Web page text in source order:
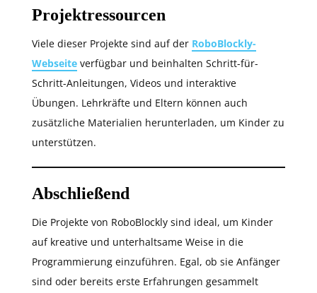
Projektressourcen
Viele dieser Projekte sind auf der RoboBlockly-
Webseite verfügbar und beinhalten Schritt-für-
Schritt-Anleitungen, Videos und interaktive
Übungen. Lehrkräfte und Eltern können auch
zusätzliche Materialien herunterladen, um Kinder zu
unterstützen.
Abschließend
Die Projekte von RoboBlockly sind ideal, um Kinder
auf kreative und unterhaltsame Weise in die
Programmierung einzuführen. Egal, ob sie Anfänger
sind oder bereits erste Erfahrungen gesammelt